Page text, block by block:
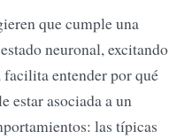
que cumple una
neuronal, excitando
entender por qué
estar asociada a un
las típicas